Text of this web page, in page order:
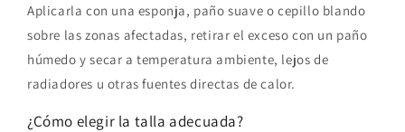
Aplicarla con una esponja, paño suave o cepillo blando
sobre las zonas afectadas, retirar el exceso con un paño
húmedo y secar a temperatura ambiente, lejos de
radiadores u otras fuentes directas de calor.
¿Cómo elegir la talla adecuada?